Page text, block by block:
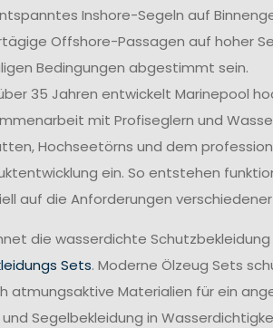
Inshore-Segeln auf
Offshore-Passagen auf hoher
Bedingungen abgestimmt sein.
35 Jahren entwickelt Marinepool
mit Profiseglern und
Hochseetörns und dem
ein. So entstehen
auf die Anforderungen
die wasserdichte
Sets. Moderne Ölzeug Sets
atmungsaktive Materialien für ein
Segelbekleidung in